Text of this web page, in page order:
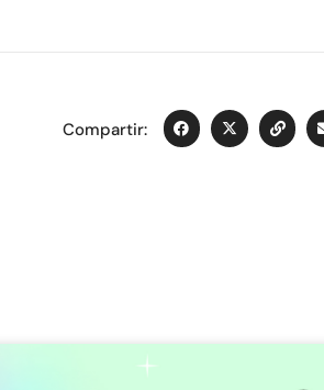
Compartir: